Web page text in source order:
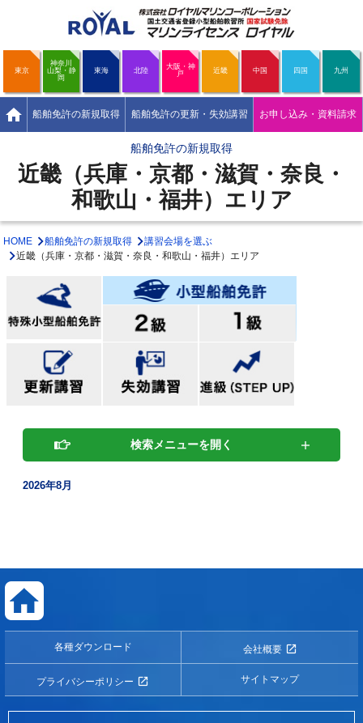
東京
神奈川
山梨・静
岡
東海 北陸
大阪・神
戸
近畿 中国 四国 九州
home 船舶免許の新規取得 船舶免許の更新・失効講習 お申し込み・資料請求
船舶免許の新規取得
近畿（兵庫・京都・滋賀・奈良・
和歌山・福井）エリア
HOME 船舶免許の新規取得
講習会場を選ぶ
近畿（兵庫・京都・滋賀・奈良・和歌山・福井）エリア
検索メニューを開く
2026年8月
各種ダウンロード 会社概要
プライバシーポリシー サイトマップ